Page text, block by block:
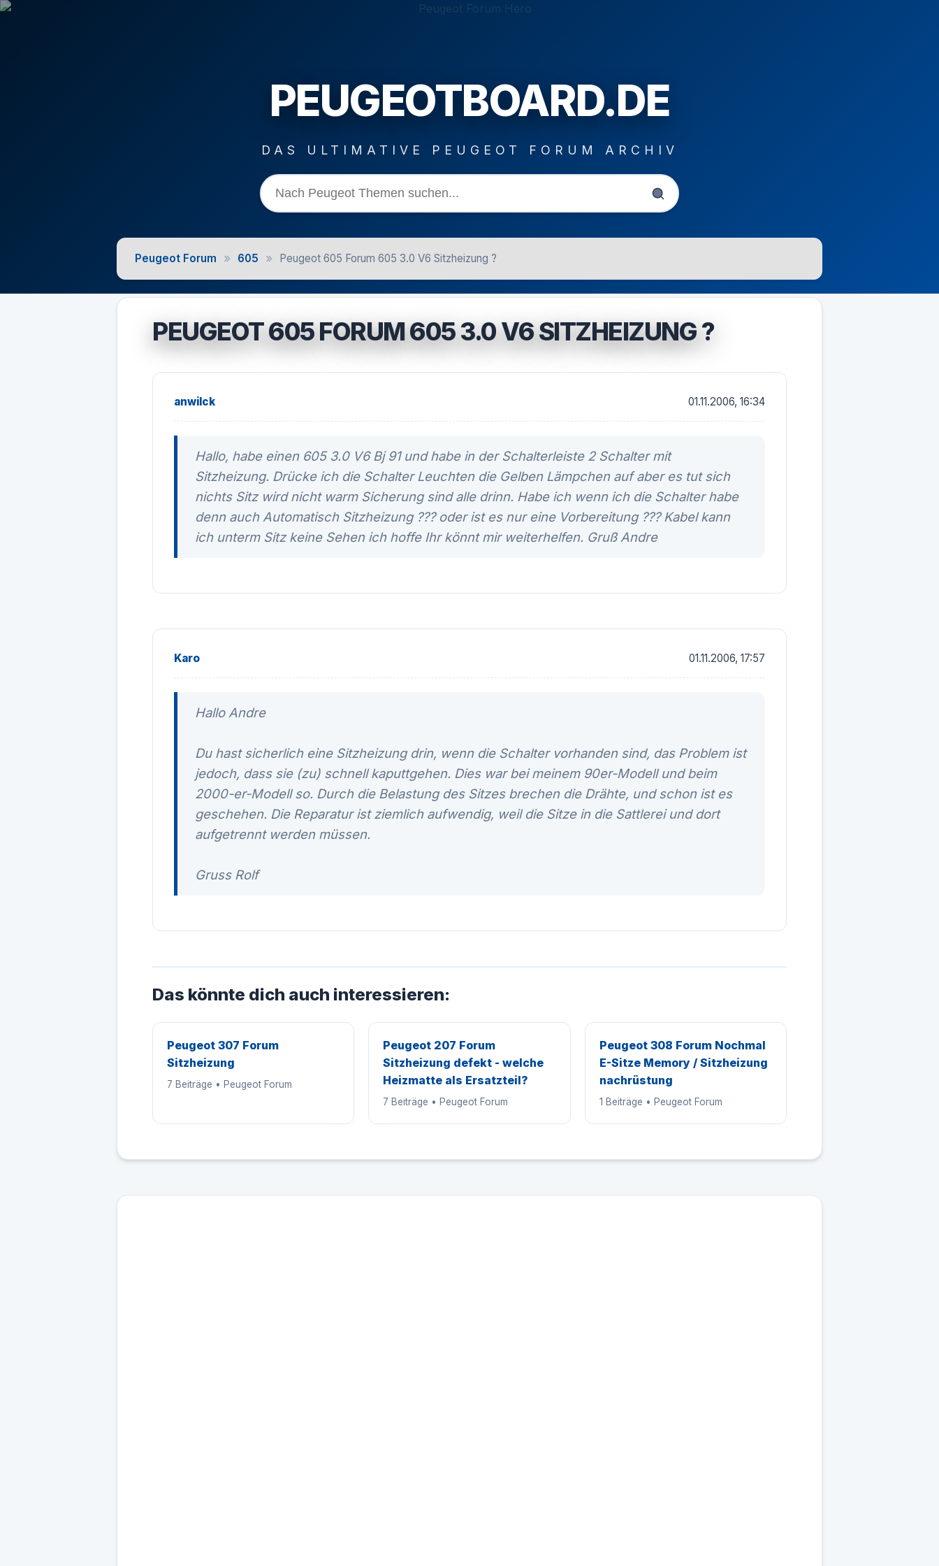
PEUGEOTBOARD.DE
DAS ULTIMATIVE PEUGEOT FORUM ARCHIV
Peugeot Forum » 605 » Peugeot 605 Forum 605 3.0 V6 Sitzheizung ?
PEUGEOT 605 FORUM 605 3.0 V6 SITZHEIZUNG ?
anwilck 01.11.2006, 16:34
Hallo, habe einen 605 3.0 V6 Bj 91 und habe in der Schalterleiste 2 Schalter mit
Sitzheizung. Drücke ich die Schalter Leuchten die Gelben Lämpchen auf aber es tut sich
nichts Sitz wird nicht warm Sicherung sind alle drinn. Habe ich wenn ich die Schalter habe
denn auch Automatisch Sitzheizung ??? oder ist es nur eine Vorbereitung ??? Kabel kann
ich unterm Sitz keine Sehen ich hoffe Ihr könnt mir weiterhelfen. Gruß Andre
Karo 01.11.2006, 17:57
Hallo Andre
Du hast sicherlich eine Sitzheizung drin, wenn die Schalter vorhanden sind, das Problem ist
jedoch, dass sie (zu) schnell kaputtgehen. Dies war bei meinem 90er-Modell und beim
2000-er-Modell so. Durch die Belastung des Sitzes brechen die Drähte, und schon ist es
geschehen. Die Reparatur ist ziemlich aufwendig, weil die Sitze in die Sattlerei und dort
aufgetrennt werden müssen.
Gruss Rolf
Das könnte dich auch interessieren:
Peugeot 307 Forum
Sitzheizung
7 Beiträge • Peugeot Forum
Peugeot 207 Forum
Sitzheizung defekt - welche
Heizmatte als Ersatzteil?
7 Beiträge • Peugeot Forum
Peugeot 308 Forum Nochmal
E-Sitze Memory / Sitzheizung
nachrüstung
1 Beiträge • Peugeot Forum